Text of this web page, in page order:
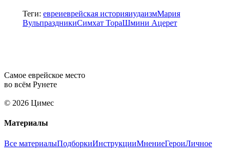
Теги: евреиеврейская историяиудаизмМария
ВульпраздникиСимхат ТораШмини Ацерет
Самое еврейское место
во всём Рунете
© 2026 Цимес
Материалы
Все материалыПодборкиИнструкцииМнениеГероиЛичное